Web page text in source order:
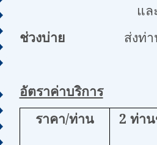
และเลือกซื้
ช่วงบ่าย ส่งท่านกลับ
อัตราค่าบริการ
ราคา/ท่าน
2ท่า